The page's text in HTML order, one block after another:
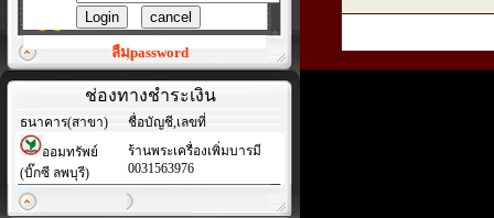
ลืมpassword
ช่องทางชำระเงิน
ธนาคาร(สาขา)
ชื่อบัญชี,เลขที่
ออมทรัพย์
(บิ๊กซี ลพบุรี)
ร้านพระเครื่องเพิ่มบารมี
0031563976